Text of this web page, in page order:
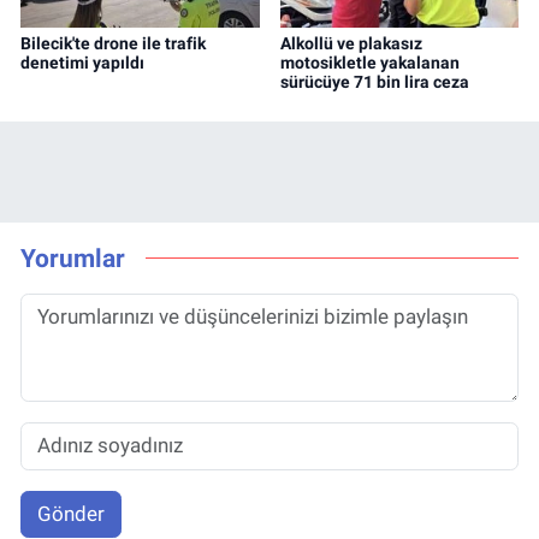
Bilecik'te drone ile trafik
denetimi yapıldı
Alkollü ve plakasız
motosikletle yakalanan
sürücüye 71 bin lira ceza
Yorumlar
Gönder